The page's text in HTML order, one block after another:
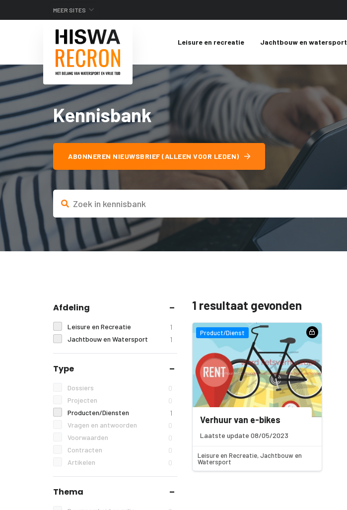
MEER SITES
Leisure en recreatie Jachtbouw en watersport
Kennisbank
ABONNEREN NIEUWSBRIEF (ALLEEN VOOR LEDEN)
Afdeling
Leisure en Recreatie 1
Jachtbouw en Watersport 1
Type
Dossiers 0
Projecten 0
Producten/Diensten 1
Vragen en antwoorden 0
Voorwaarden 0
Contracten 0
Artikelen 0
Thema
1 resultaat gevonden
Product/Dienst
Verhuur van e-bikes
Laatste update 08/05/2023
Leisure en Recreatie, Jachtbouw en
Watersport